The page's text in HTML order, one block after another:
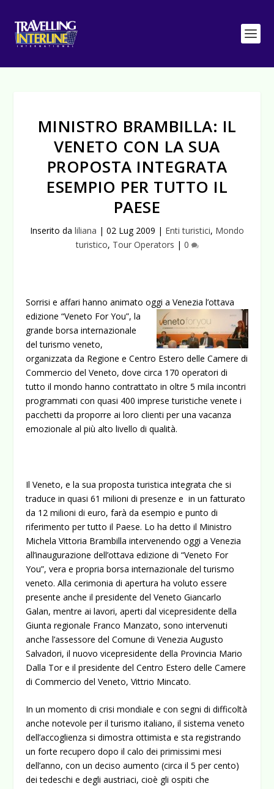
MINISTRO BRAMBILLA: IL
VENETO CON LA SUA
PROPOSTA INTEGRATA
ESEMPIO PER TUTTO IL
PAESE
Inserito da liliana | 02 Lug 2009 | Enti turistici, Mondo
turistico, Tour Operators | 0
Sorrisi e affari hanno animato oggi a Venezia l’ottava
edizione “Veneto ForYou”, la
grande borsa internazionale
del turismo veneto,
organizzata da Regione e Centro Estero delle Camere di
Commercio del Veneto, dove circa 170 operatori di
tutto il mondo hanno contrattato in oltre 5 mila incontri
programmati con quasi 400 imprese turistiche venete i
pacchetti da proporre ai loro clienti per una vacanza
emozionale al più alto livello di qualità.
Il Veneto, e la sua proposta turistica integrata che si
traduce in quasi 61 milioni di presenze e in un fatturato
da 12 milioni di euro, farà da esempio e punto di
riferimento per tutto il Paese. Lo ha detto il Ministro
Michela Vittoria Brambilla intervenendo oggi a Venezia
all’inaugurazione dell’ottava edizione di “Veneto For
You”, vera e propria borsa internazionale del turismo
veneto. Alla cerimonia di apertura ha voluto essere
presente anche il presidente del Veneto Giancarlo
Galan, mentre ai lavori, aperti dal vicepresidente della
Giunta regionale Franco Manzato, sono intervenuti
anche l’assessore del Comune di Venezia Augusto
Salvadori, il nuovo vicepresidente della Provincia Mario
Dalla Tor e il presidente del Centro Estero delle Camere
di Commercio del Veneto, Vittrio Mincato.
In un momento di crisi mondiale e con segni di difficoltà
anche notevole per il turismo italiano, il sistema veneto
dell’accoglienza si dimostra ottimista e sta registrando
un forte recupero dopo il calo dei primissimi mesi
dell’anno, con un deciso aumento (circa il 5 per cento)
dei tedeschi e degli austriaci, cioè gli ospiti che